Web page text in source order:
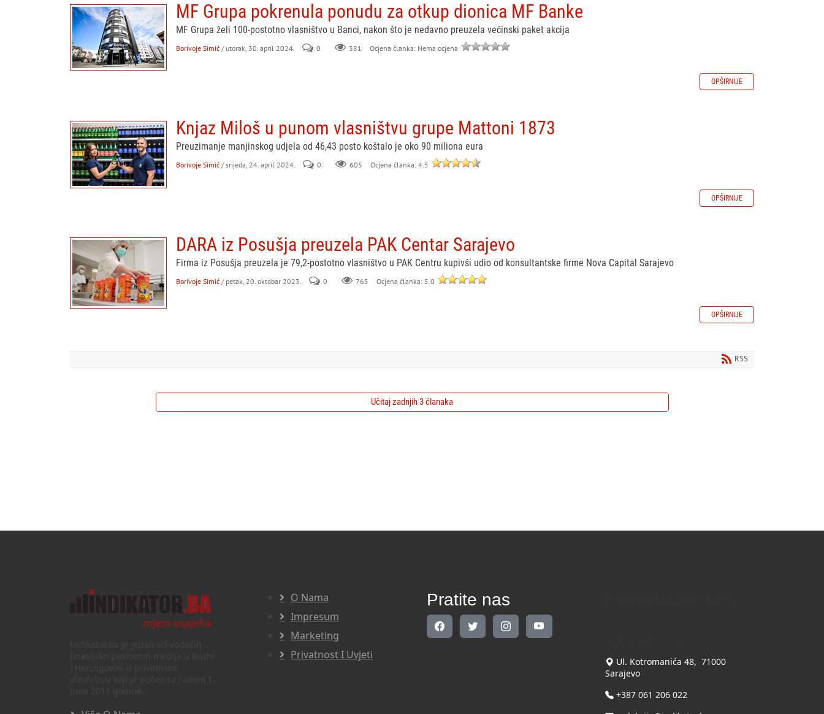
MF Grupa pokrenula ponudu za otkup dionica MF Banke
MF Grupa želi 100-postotno vlasništvo u Banci, nakon što je nedavno preuzela većinski paket akcija
Borivoje Simić / utorak, 30. april 2024. 0 381 Ocjena članka: Nema ocjena
OPŠIRNIJE
Knjaz Miloš u punom vlasništvu grupe Mattoni 1873
Preuzimanje manjinskog udjela od 46,43 posto koštalo je oko 90 miliona eura
Borivoje Simić / srijeda, 24. april 2024. 0 605 Ocjena članka: 4.5
OPŠIRNIJE
DARA iz Posušja preuzela PAK Centar Sarajevo
Firma iz Posušja preuzela je 79,2-postotno vlasništvo u PAK Centru kupivši udio od konsultantske firme Nova Capital Sarajevo
Borivoje Simić / petak, 20. oktobar 2023. 0 765 Ocjena članka: 5.0
OPŠIRNIJE
RSS
Učitaj zadnjih 3 članaka
O Nama
Impresum
Marketing
Privatnost I Uvjeti
Pratite nas
Ul. Kotromanića 48, 71000
Sarajevo
+387 061 206 022